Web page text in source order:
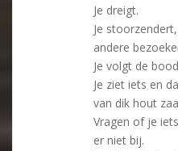
Je dreigt.
Je
andere
Je volgt de
Je ziet iets en
van dik hout
Vragen of je
er niet bij.